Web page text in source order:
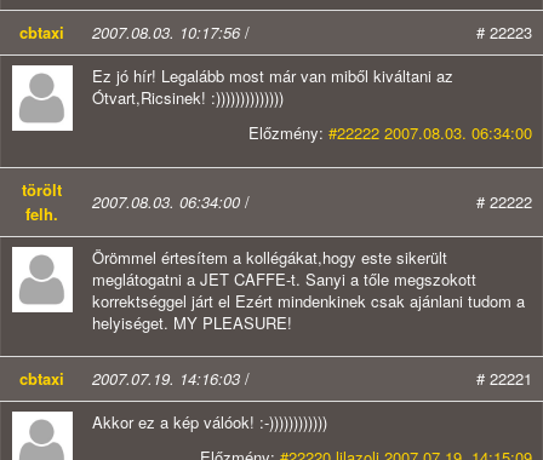
cbtaxi 2007.08.03. 10:17:56/
# 22223
Ez jó hír! Legalább most már van miből kiváltani az
Ótvart,Ricsinek! :))))))))))))))
Előzmény: #22222 2007.08.03. 06:34:00
törölt
felh.
2007.08.03. 06:34:00 / # 22222
Örömmel értesítem a kollégákat,hogy este sikerült
meglátogatni a JET CAFFE-t. Sanyi a tőle megszokott
korrektséggel járt el Ezért mindenkinek csak ajánlani tudom a
helyiséget. MY PLEASURE!
cbtaxi 2007.07.19. 14:16:03 /
# 22221
Akkor ez a kép válóok! :-))))))))))))